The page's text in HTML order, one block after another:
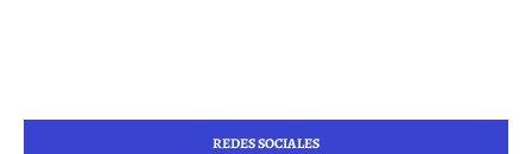
REDES SOCIALES